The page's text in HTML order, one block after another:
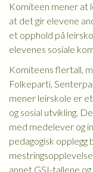
Komiteen mener at
at det gir elevene
et opphold på
elevenes sosiale
Komiteens flertall,
Folkeparti,
mener leirskole er
og sosial utvikling.
med medelever og
pedagogisk opplegg
annet GSI-tallene